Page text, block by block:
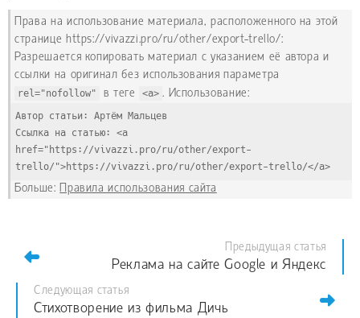
Права на использование материала, расположенного на этой
странице https://vivazzi.pro/ru/other/export-trello/:
Разрешается копировать материал с указанием её автора и
ссылки на оригинал без использования параметра
rel="nofollow" в теге <a> . Использование:
Автор статьи: Артём Мальцев
Ссылка на статью: <a
href="https://vivazzi.pro/ru/other/export-
trello/">https://vivazzi.pro/ru/other/export-trello/</a>
Больше: Правила использования сайта
Предыдущая статья
Реклама на сайте Google и Яндекс
Следующая статья
Стихотворение из фильма Дичь